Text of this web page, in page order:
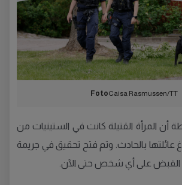
FotoCaisa Rasmussen/TT
المرأة القتيلة كانت في الستينيات من
عائلتها بالحادث. وتم فتح تحقيق في جريمة
القبض على أي شخص حتى الآن.